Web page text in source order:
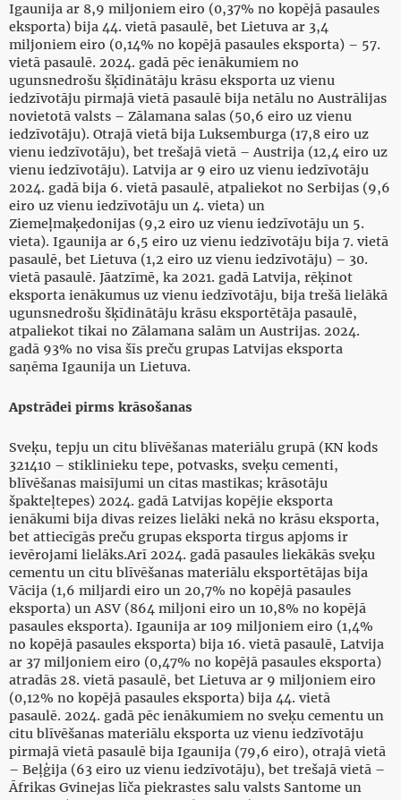
Igaunija ar 8,9 miljoniem eiro (0,37% no kopējā pasaules
eksporta) bija 44. vietā pasaulē, bet Lietuva ar 3,4
miljoniem eiro (0,14% no kopējā pasaules eksporta) – 57.
vietā pasaulē. 2024. gadā pēc ienākumiem no
ugunsnedrošu šķīdinātāju krāsu eksporta uz vienu
iedzīvotāju pirmajā vietā pasaulē bija netālu no Austrālijas
novietotā valsts – Zālamana salas (50,6 eiro uz vienu
iedzīvotāju). Otrajā vietā bija Luksemburga (17,8 eiro uz
vienu iedzīvotāju), bet trešajā vietā – Austrija (12,4 eiro uz
vienu iedzīvotāju). Latvija ar 9 eiro uz vienu iedzīvotāju
2024. gadā bija 6. vietā pasaulē, atpaliekot no Serbijas (9,6
eiro uz vienu iedzīvotāju un 4. vieta) un
Ziemeļmaķedonijas (9,2 eiro uz vienu iedzīvotāju un 5.
vieta). Igaunija ar 6,5 eiro uz vienu iedzīvotāju bija 7. vietā
pasaulē, bet Lietuva (1,2 eiro uz vienu iedzīvotāju) – 30.
vietā pasaulē. Jāatzīmē, ka 2021. gadā Latvija, rēķinot
eksporta ienākumus uz vienu iedzīvotāju, bija trešā lielākā
ugunsnedrošu šķīdinātāju krāsu eksportētāja pasaulē,
atpaliekot tikai no Zālamana salām un Austrijas. 2024.
gadā 93% no visa šīs preču grupas Latvijas eksporta
saņēma Igaunija un Lietuva.
Apstrādei pirms krāsošanas
Sveķu, tepju un citu blīvēšanas materiālu grupā (KN kods
321410 – stiklinieku tepe, potvasks, sveķu cementi,
blīvēšanas maisījumi un citas mastikas; krāsotāju
špakteļtepes) 2024. gadā Latvijas kopējie eksporta
ienākumi bija divas reizes lielāki nekā no krāsu eksporta,
bet attiecīgās preču grupas eksporta tirgus apjoms ir
ievērojami lielāks.Arī 2024. gadā pasaules liekākās sveķu
cementu un citu blīvēšanas materiālu eksportētājas bija
Vācija (1,6 miljardi eiro un 20,7% no kopējā pasaules
eksporta) un ASV (864 miljoni eiro un 10,8% no kopējā
pasaules eksporta). Igaunija ar 109 miljoniem eiro (1,4%
no kopējā pasaules eksporta) bija 16. vietā pasaulē, Latvija
ar 37 miljoniem eiro (0,47% no kopējā pasaules eksporta)
atradās 28. vietā pasaulē, bet Lietuva ar 9 miljoniem eiro
(0,12% no kopējā pasaules eksporta) bija 44. vietā
pasaulē. 2024. gadā pēc ienākumiem no sveķu cementu un
citu blīvēšanas materiālu eksporta uz vienu iedzīvotāju
pirmajā vietā pasaulē bija Igaunija (79,6 eiro), otrajā vietā
– Beļģija (63 eiro uz vienu iedzīvotāju), bet trešajā vietā –
Āfrikas Gvinejas līča piekrastes salu valsts Santome un